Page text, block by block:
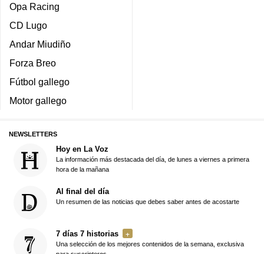
Opa Racing
CD Lugo
Andar Miudiño
Forza Breo
Fútbol gallego
Motor gallego
NEWSLETTERS
Hoy en La Voz
La información más destacada del día, de lunes a viernes a primera
hora de la mañana
Al final del día
Un resumen de las noticias que debes saber antes de acostarte
7 días 7 historias
Una selección de los mejores contenidos de la semana, exclusiva